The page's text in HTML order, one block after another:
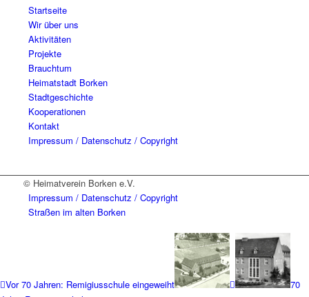
Startseite
Wir über uns
Aktivitäten
Projekte
Brauchtum
Heimatstadt Borken
Stadtgeschichte
Kooperationen
Kontakt
Impressum / Datenschutz / Copyright
© Heimatverein Borken e.V.
Impressum / Datenschutz / Copyright
Straßen im alten Borken
Vor 70 Jahren: Remigiusschule eingeweiht
70